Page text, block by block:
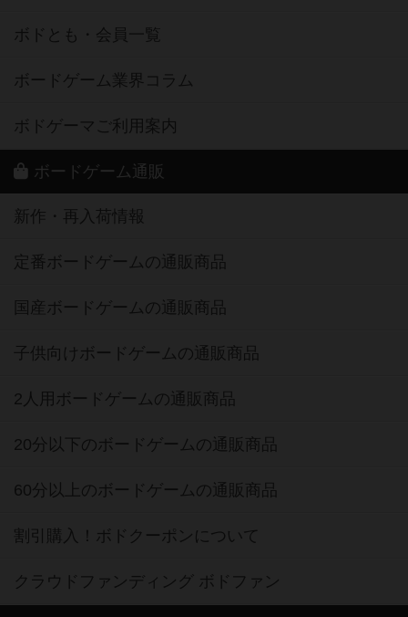
ボドとも・会員一覧
ボードゲーム業界コラム
ボドゲーマご利用案内
ボードゲーム通販
新作・再入荷情報
定番ボードゲームの通販商品
国産ボードゲームの通販商品
子供向けボードゲームの通販商品
2人用ボードゲームの通販商品
20分以下のボードゲームの通販商品
60分以上のボードゲームの通販商品
割引購入！ボドクーポンについて
クラウドファンディング ボドファン